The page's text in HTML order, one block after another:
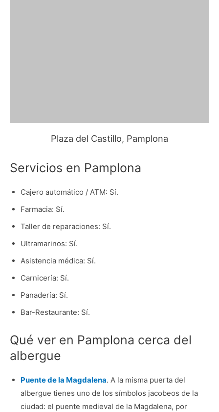
Plaza del Castillo, Pamplona
Servicios en Pamplona
Cajero automático / ATM: Sí.
Farmacia: Sí.
Taller de reparaciones: Sí.
Ultramarinos: Sí.
Asistencia médica: Sí.
Carnicería: Sí.
Panadería: Sí.
Bar-Restaurante: Sí.
Qué ver en Pamplona cerca del
albergue
Puente de la Magdalena. A la misma puerta del
albergue tienes uno de los símbolos jacobeos de la
ciudad: el puente medieval de la Magdalena, por